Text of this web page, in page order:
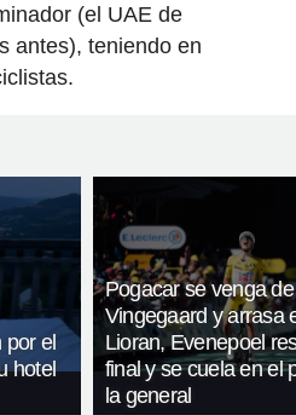
(el UAE de
antes), teniendo en
el
hotel
Pogacar se venga de
Vingegaard y arrasa
Lioran, Evenepoel
final y se cuela en el
la general